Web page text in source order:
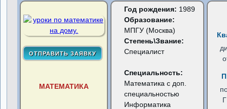
МАТЕМАТИКА
Год рождения: 1989
Образование:
МПГУ (Москва)
Степень\Звание:
Специалист
Специальность:
Математика с доп.
специальностью
Информатика